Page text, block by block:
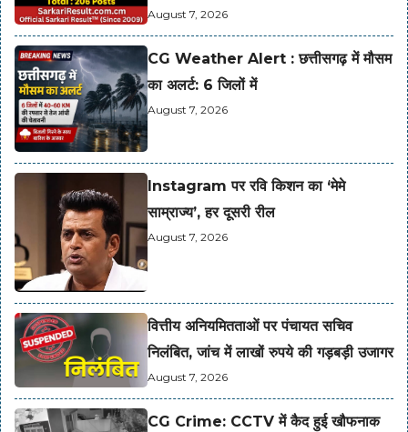
August 7, 2026
CG Weather Alert : छत्तीसगढ़ में मौसम
का अलर्ट: 6 जिलों में
August 7, 2026
Instagram पर रवि किशन का ‘मेमे
साम्राज्य’, हर दूसरी रील
August 7, 2026
वित्तीय अनियमितताओं पर पंचायत सचिव
निलंबित, जांच में लाखों रुपये की गड़बड़ी उजागर
August 7, 2026
CG Crime: CCTV में कैद हुई खौफनाक